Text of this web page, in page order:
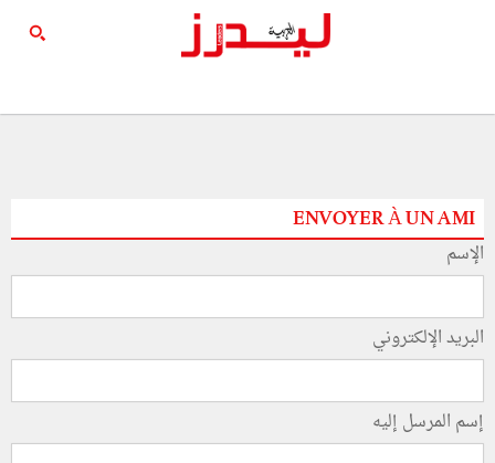
ENVOYER À UN AMI
الإسم
البريد الإلكتروني
إسم المرسل إليه